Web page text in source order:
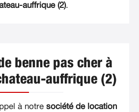
auffrique (2).
benne pas cher à
auffrique (2)
à notre société de location